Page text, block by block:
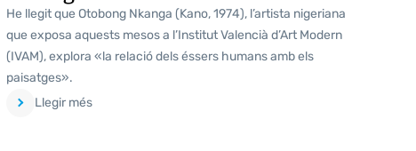
He llegit que Otobong Nkanga (Kano, 1974), l’artista nigeriana
que exposa aquests mesos a l’Institut Valencià d’Art Modern
(IVAM), explora «la relació dels éssers humans amb els
paisatges».
Llegir més